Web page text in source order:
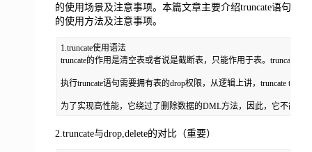
的使用场景及注意事项。本篇文章主要介绍truncate语句
的使用方法及注意事项。
1.truncate使用语法
truncate的作用是清空表或者说是截断表，只能作用于表。truncate的
执行truncate语句需要拥有表的drop权限，从逻辑上讲，truncate table
为了实现高性能，它绕过了删除数据的DML方法，因此，它不能回
2.truncate与drop,delete的对比（重要）